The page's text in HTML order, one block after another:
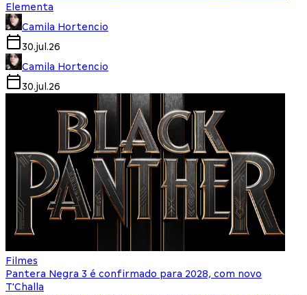
Elementa
Camila Hortencio
30.jul.26
Camila Hortencio
30.jul.26
Filmes
Pantera Negra 3 é confirmado para 2028, com novo
T'Challa